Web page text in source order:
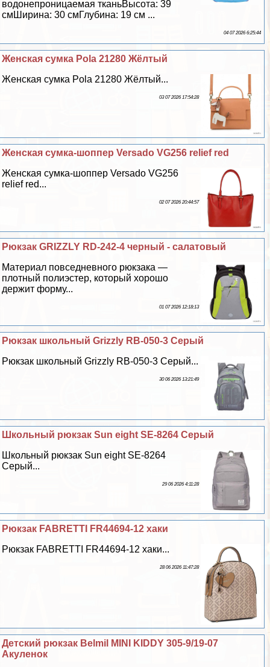
водонепроницаемая тканьВысота: 39
смШирина: 30 смГлубина: 19 см ...
04 07 2026 6:25:44
Женская сумка Pola 21280 Жёлтый
Женская сумка Pola 21280 Жёлтый...
03 07 2026 17:54:28
Женская сумка-шоппер Versado VG256 relief red
Женская сумка-шоппер Versado VG256
relief red...
02 07 2026 20:44:57
Рюкзак GRIZZLY RD-242-4 черный - салатовый
Материал повседневного рюкзака —
плотный полиэстер, который хорошо
держит форму...
01 07 2026 12:18:13
Рюкзак школьный Grizzly RB-050-3 Серый
Рюкзак школьный Grizzly RB-050-3 Серый...
30 06 2026 13:21:49
Школьный рюкзак Sun eight SE-8264 Серый
Школьный рюкзак Sun eight SE-8264
Серый...
29 06 2026 4:11:28
Рюкзак FABRETTI FR44694-12 хаки
Рюкзак FABRETTI FR44694-12 хаки...
28 06 2026 11:47:28
Детский рюкзак Belmil MINI KIDDY 305-9/19-07
Акуленок